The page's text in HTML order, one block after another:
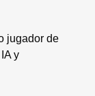
jugador de
y